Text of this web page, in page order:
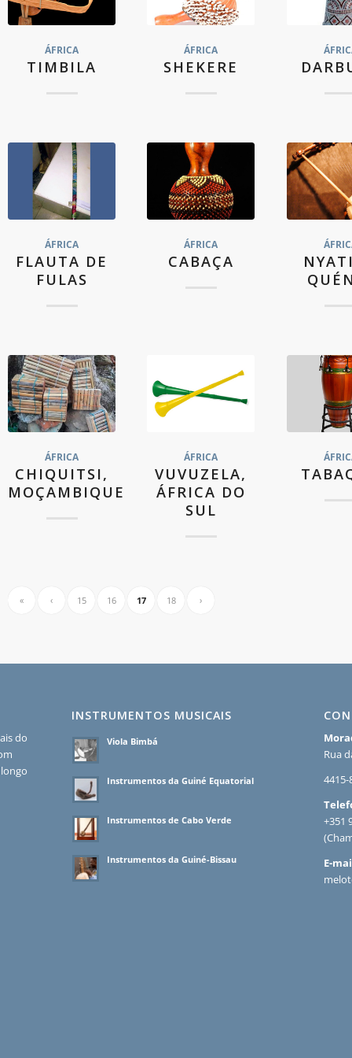
ÁFRICA
TIMBILA
ÁFRICA
SHEKERE
ÁFRICA
FLAUTA DE
FULAS
ÁFRICA
CABAÇA
ÁFRICA
CHIQUITSI,
MOÇAMBIQUE
ÁFRICA
VUVUZELA,
ÁFRICA DO
SUL
« ‹ 15 16 17 18 ›
do
INSTRUMENTOS MUSICAIS
Viola Bimbá
Instrumentos da Guiné Equatorial
Instrumentos de Cabo Verde
Instrumentos da Guiné-Bissau
Rua
4415-
+351
E-